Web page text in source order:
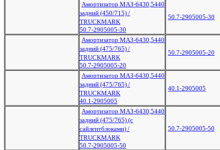
Амортизатор МАЗ-6430,5440
задний (450/715) /
TRUCKMARK
50.7-2905005-30
50.7-2905005-30
Амортизатор МАЗ-6430,5440
задний (475/765) /
TRUCKMARK
50.7-2905005-20
50.7-2905005-20
Амортизатор МАЗ-6430,5440
задний (475/765) /
TRUCKMARK
40.1-2905005
40.1-2905005
Амортизатор МАЗ-6430,5440
задний (475/765) (с
сайлентблоками) /
TRUCKMARK
50.7-2905005-50
50.7-2905005-50